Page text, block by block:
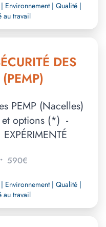
Environnement | Qualité |
au travail
DES
PEMP (Nacelles)
et options (*) -
• 590€
Environnement | Qualité |
au travail